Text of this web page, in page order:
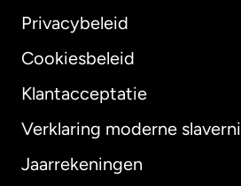
Privacybeleid
Cookiesbeleid
Klantacceptatie
Verklaring moderne slaverni
Jaarrekeningen
Internationaal English